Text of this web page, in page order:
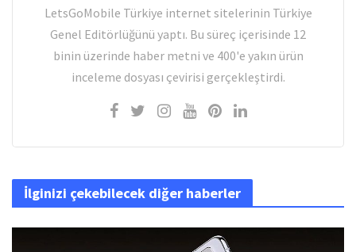
LetsGoMobile Türkiye internet sitelerinin Türkiye
Genel Editörlüğünü yaptı. Bu süreç içerisinde 12
binin üzerinde haber metni ve 400'e yakın ürün
inceleme dosyası çevirisi gerçekleştirdi.
İlginizi çekebilecek diğer haberler